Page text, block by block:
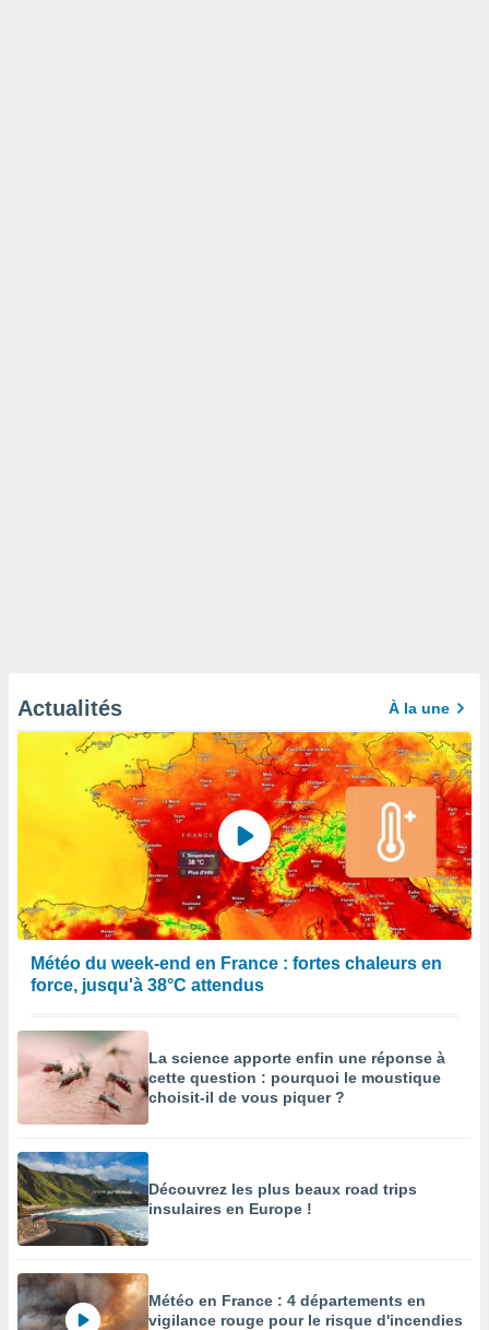
Actualités À la une
Météo du week-end en France : fortes chaleurs en
force, jusqu'à 38°C attendus
La science apporte enfin une réponse à
cette question : pourquoi le moustique
choisit-il de vous piquer ?
Découvrez les plus beaux road trips
insulaires en Europe !
Météo en France : 4 départements en
vigilance rouge pour le risque d'incendies